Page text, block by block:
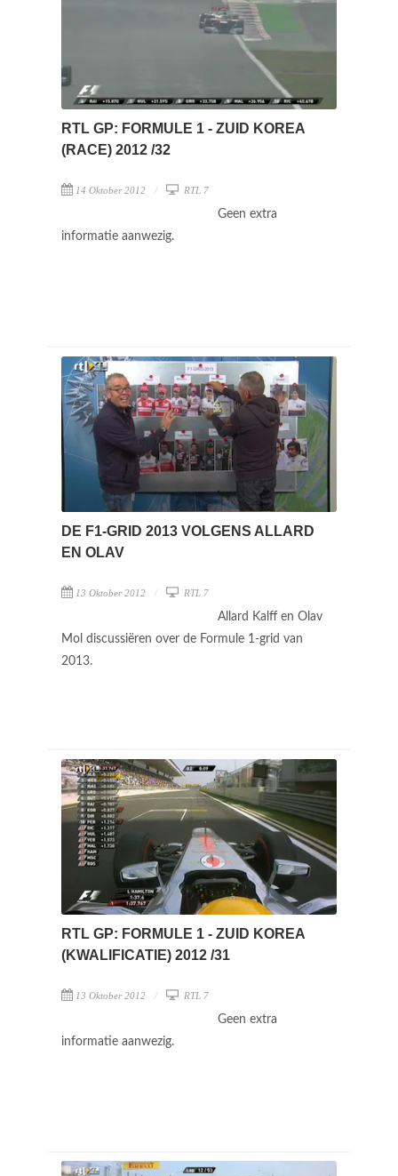
RTL GP: FORMULE 1 - ZUID KOREA
(RACE) 2012 /32
14 Oktober 2012 RTL 7
Geen extra
informatie aanwezig.
DE F1-GRID 2013 VOLGENS ALLARD
EN OLAV
13 Oktober 2012 RTL 7
Allard Kalff en Olav
Mol discussiëren over de Formule 1-grid van
2013.
RTL GP: FORMULE 1 - ZUID KOREA
(KWALIFICATIE) 2012 /31
13 Oktober 2012 RTL 7
Geen extra
informatie aanwezig.